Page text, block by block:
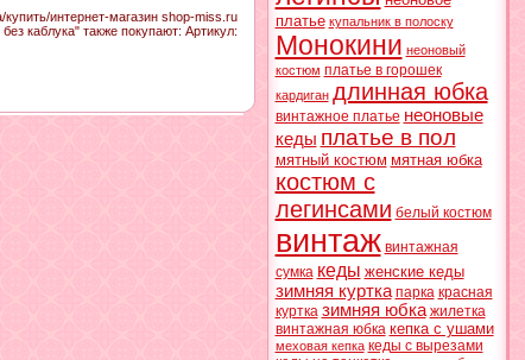
интернет-магазин shop-miss.ru
каблука" также покупают: Артикул:
платье купальник в полоску
Монокини неоновый
костюм платье в горошек
кардиган длинная юбка
винтажное платье неоновые
кеды платье в пол
мятный костюм мятная юбка
костюм с
легинсами белый костюм
винтаж винтажная
сумка кеды женские кеды
зимняя куртка парка красная
куртка зимняя юбка жилетка
винтажная юбка кепка с ушами
меховая кепка кеды с вырезами